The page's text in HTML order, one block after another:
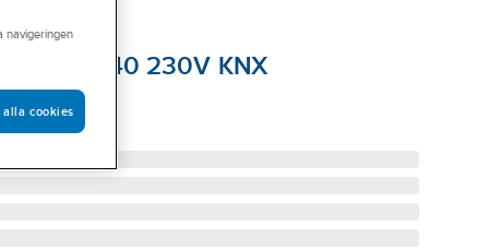
140 230V KNX
KNX 230V
navigeringen
alla cookies